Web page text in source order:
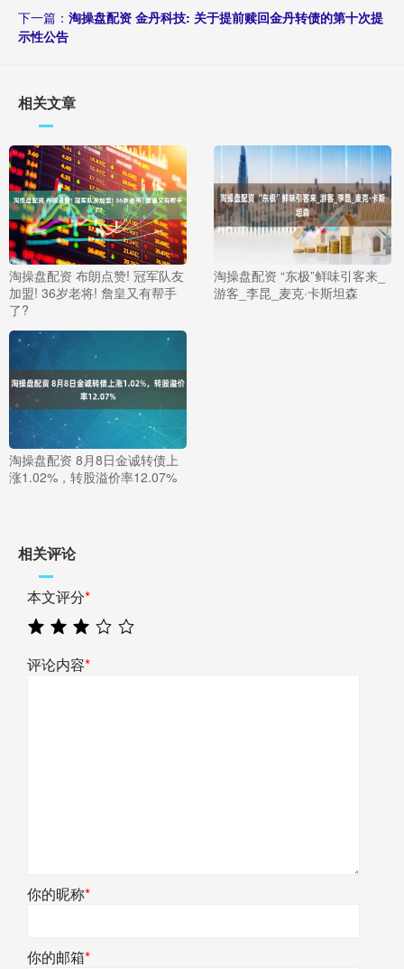
下一篇： 淘操盘配资 金丹科技: 关于提前赎回金丹转债的第十次提
示性公告
相关文章
淘操盘配资 布朗点赞! 冠军队友
加盟! 36岁老将! 詹皇又有帮手
了?
淘操盘配资 “东极”鲜味引客来_
游客_李昆_麦克·卡斯坦森
淘操盘配资 8月8日金诚转债上
涨1.02%，转股溢价率12.07%
相关评论
本文评分*
评论内容*
你的昵称*
你的邮箱*